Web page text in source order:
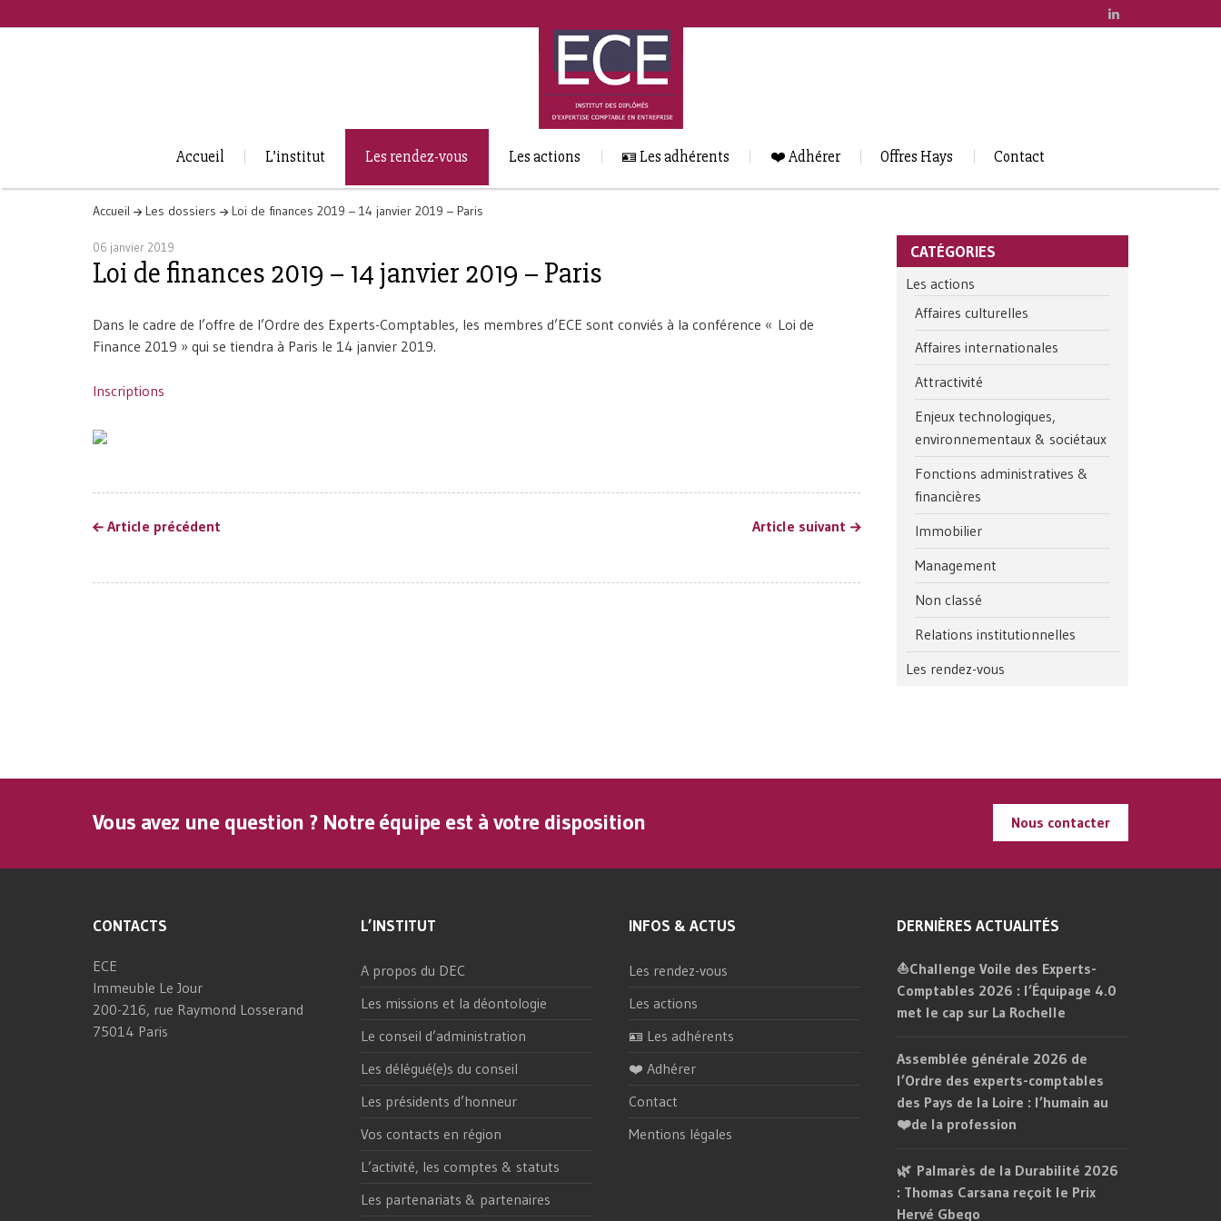
Accueil L’institut Les rendez-vous Les actions 🪪 Les adhérents ❤️ Adhérer Offres Hays Contact
Accueil Les dossiers Loi de finances 2019 – 14 janvier 2019 – Paris
06 janvier 2019
Loi de finances 2019 – 14 janvier 2019 – Paris
Dans le cadre de l’offre de l’Ordre des Experts-Comptables, les membres d’ECE sont conviés à la conférence « Loi de
Finance 2019 » qui se tiendra à Paris le 14 janvier 2019.
Inscriptions
Article précédent Article suivant
CATÉGORIES
Les actions
Affaires culturelles
Affaires internationales
Attractivité
Enjeux technologiques,
environnementaux & sociétaux
Fonctions administratives &
financières
Immobilier
Management
Non classé
Relations institutionnelles
Les rendez-vous
Vous avez une question ? Notre équipe est à votre disposition Nous contacter
CONTACTS
ECE
Immeuble Le Jour
200-216, rue Raymond Losserand
75014 Paris
L’INSTITUT
A propos du DEC
Les missions et la déontologie
Le conseil d’administration
Les délégué(e)s du conseil
Les présidents d’honneur
Vos contacts en région
L’activité, les comptes & statuts
Les partenariats & partenaires
INFOS & ACTUS
Les rendez-vous
Les actions
🪪 Les adhérents
❤️ Adhérer
Contact
Mentions légales
DERNIÈRES ACTUALITÉS
⛵Challenge Voile des Experts-
Comptables 2026 : l’Équipage 4.0
met le cap sur La Rochelle
Assemblée générale 2026 de
l’Ordre des experts-comptables
des Pays de la Loire : l’humain au
❤️de la profession
🌿 Palmarès de la Durabilité 2026
: Thomas Carsana reçoit le Prix
Hervé Gbego